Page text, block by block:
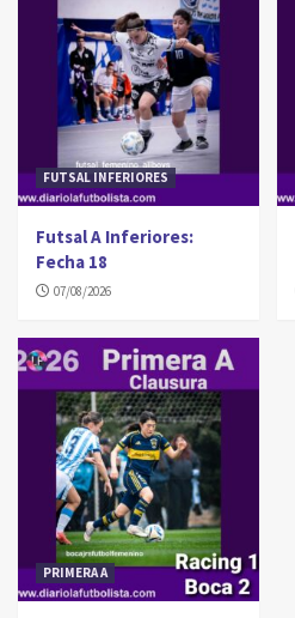
FUTSAL INFERIORES
Futsal A Inferiores:
Fecha 18
07/08/2026
PRIMERA A